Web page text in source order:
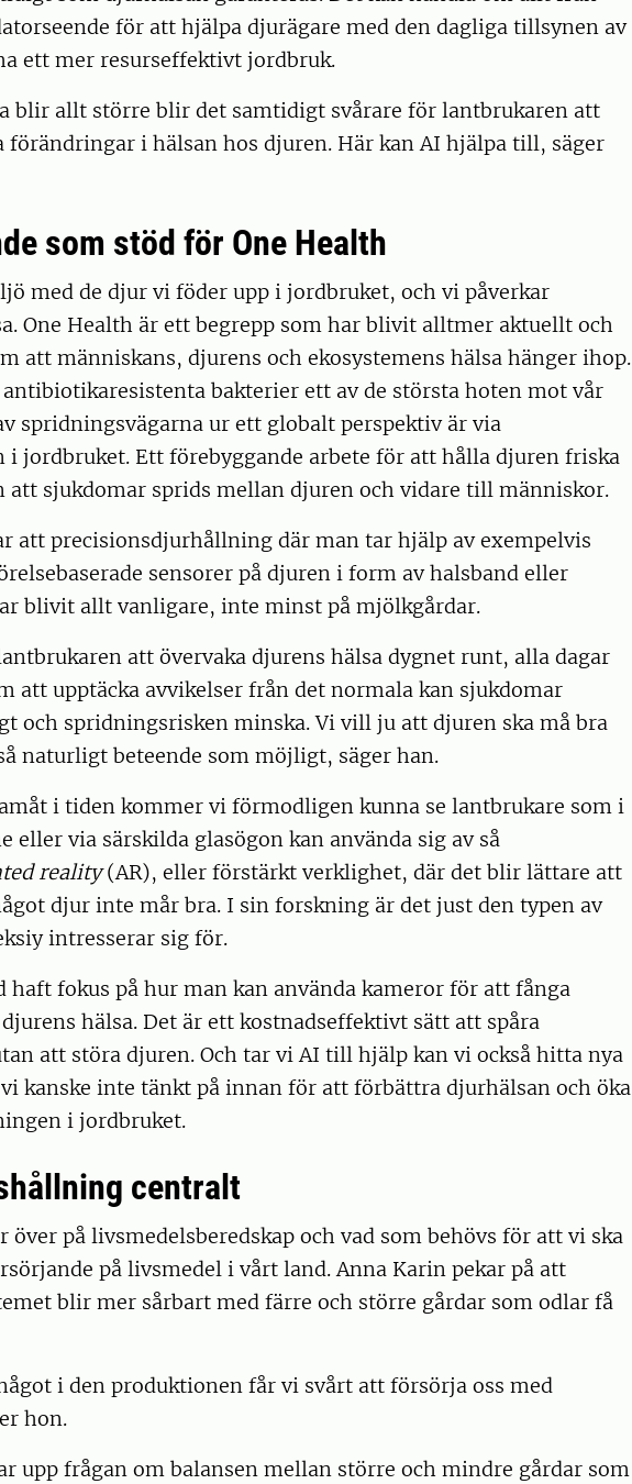
för att hjälpa djurägare med den dagliga tillsynen av
ett mer resurseffektivt jordbruk.
blir allt större blir det samtidigt svårare för lantbrukaren att
förändringar i hälsan hos djuren. Här kan AI hjälpa till, säger
som stöd för One Health
med de djur vi föder upp i jordbruket, och vi påverkar
One Health är ett begrepp som har blivit alltmer aktuellt och
att människans, djurens och ekosystemens hälsa hänger ihop.
bakterier ett av de största hoten mot vår
spridningsvägarna ur ett globalt perspektiv är via
jordbruket. Ett förebyggande arbete för att hålla djuren friska
att sjukdomar sprids mellan djuren och vidare till människor.
att precisionsdjurhållning där man tar hjälp av exempelvis
sensorer på djuren i form av halsband eller
blivit allt vanligare, inte minst på mjölkgårdar.
att övervaka djurens hälsa dygnet runt, alla dagar
att upptäcka avvikelser från det normala kan sjukdomar
och spridningsrisken minska. Vi vill ju att djuren ska må bra
naturligt beteende som möjligt, säger han.
i tiden kommer vi förmodligen kunna se lantbrukare som i
eller via särskilda glasögon kan använda sig av så
reality(AR), eller förstärkt verklighet, där det blir lättare att
djur inte mår bra. I sin forskning är det just den typen av
intresserar sig för.
haft fokus på hur man kan använda kameror för att fånga
hälsa. Det är ett kostnadseffektivt sätt att spåra
att störa djuren. Och tar vi AI till hjälp kan vi också hitta nya
kanske inte tänkt på innan för att förbättra djurhälsan och öka
i jordbruket.
centralt
över på livsmedelsberedskap och vad som behövs för att vi ska
på livsmedel i vårt land. Anna Karin pekar på att
blir mer sårbart med färre och större gårdar som odlar få
i den produktionen får vi svårt att försörja oss med
hon.
upp frågan om balansen mellan större och mindre gårdar som